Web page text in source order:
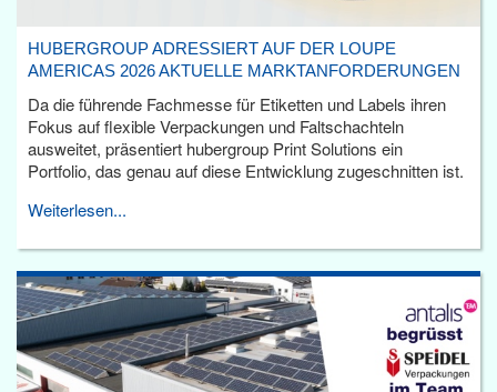
HUBERGROUP ADRESSIERT AUF DER LOUPE
AMERICAS 2026 AKTUELLE MARKTANFORDERUNGEN
Da die führende Fachmesse für Etiketten und Labels ihren
Fokus auf flexible Verpackungen und Faltschachteln
ausweitet, präsentiert hubergroup Print Solutions ein
Portfolio, das genau auf diese Entwicklung zugeschnitten ist.
Weiterlesen...